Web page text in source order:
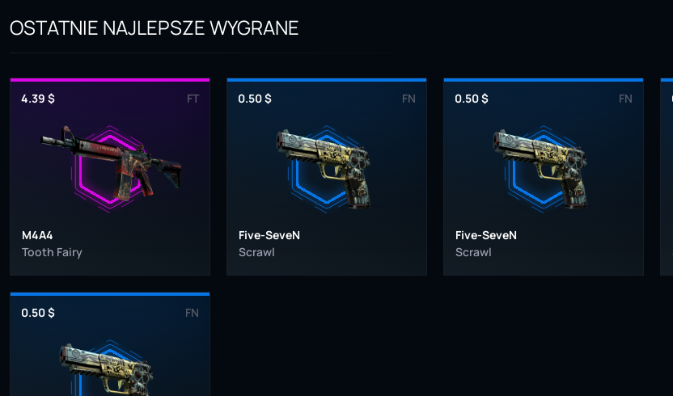
OSTATNIE NAJLEPSZE WYGRANE
4.39 $ FT
M4A4
Tooth Fairy
0.50 $ FN
Five-SeveN
Scrawl
0.50 $ FN
Five-SeveN
Scrawl
0.50 $ FN